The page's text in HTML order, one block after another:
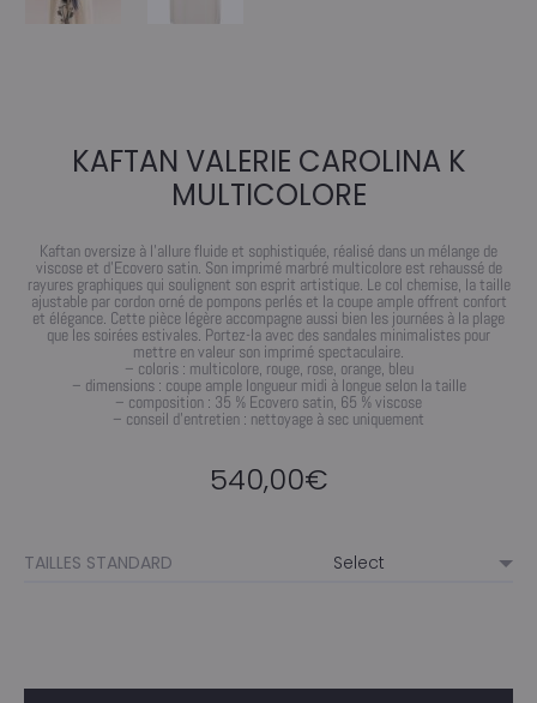
KAFTAN VALERIE CAROLINA K
MULTICOLORE
Kaftan oversize à l’allure fluide et sophistiquée, réalisé dans un mélange de
viscose et d’Ecovero satin. Son imprimé marbré multicolore est rehaussé de
rayures graphiques qui soulignent son esprit artistique. Le col chemise, la taille
ajustable par cordon orné de pompons perlés et la coupe ample offrent confort
et élégance. Cette pièce légère accompagne aussi bien les journées à la plage
que les soirées estivales. Portez-la avec des sandales minimalistes pour
mettre en valeur son imprimé spectaculaire.
– coloris : multicolore, rouge, rose, orange, bleu
– dimensions : coupe ample longueur midi à longue selon la taille
– composition : 35 % Ecovero satin, 65 % viscose
– conseil d’entretien : nettoyage à sec uniquement
540,00€
TAILLES STANDARD